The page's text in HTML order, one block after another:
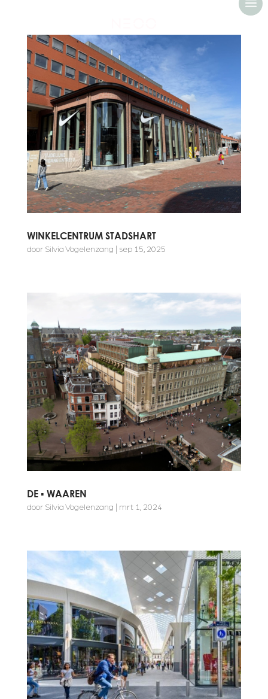
WINKELCENTRUM STADSHART
door Silvia Vogelenzang sep 15, 2025
DE ▪ WAAREN
door Silvia Vogelenzang mrt 1, 2024